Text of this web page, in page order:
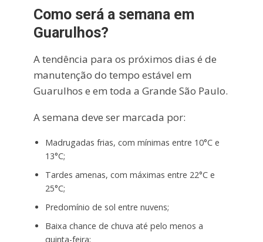
Como será a semana em
Guarulhos?
A tendência para os próximos dias é de
manutenção do tempo estável em
Guarulhos e em toda a Grande São Paulo.
A semana deve ser marcada por:
Madrugadas frias, com mínimas entre 10°C e
13°C;
Tardes amenas, com máximas entre 22°C e
25°C;
Predomínio de sol entre nuvens;
Baixa chance de chuva até pelo menos a
quinta-feira;